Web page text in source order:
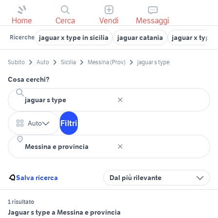
Home Cerca Vendi Messaggi
Ricerche jaguar x type in sicilia jaguar catania jaguar x type
Subito Auto Sicilia Messina (Prov) jaguar s type
Cosa cerchi?
Auto Filtri
Salva ricerca Dal più rilevante
1 risultato
Jaguar s type a Messina e provincia